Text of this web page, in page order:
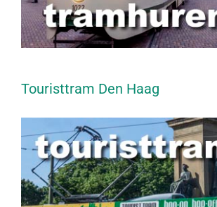
Touristtram Den Haag